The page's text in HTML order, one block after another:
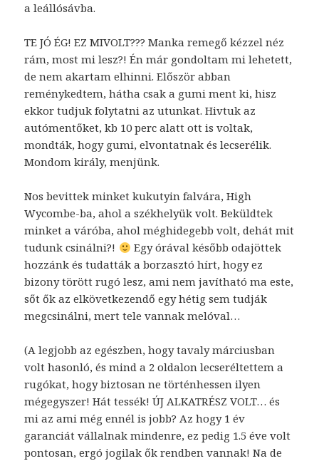
a leállósávba.
TE JÓ ÉG! EZ MIVOLT??? Manka remegő kézzel néz
rám, most mi lesz?! Én már gondoltam mi lehetett,
de nem akartam elhinni. Először abban
reménykedtem, hátha csak a gumi ment ki, hisz
ekkor tudjuk folytatni az utunkat. Hivtuk az
autómentőket, kb 10 perc alatt ott is voltak,
mondták, hogy gumi, elvontatnak és lecserélik.
Mondom király, menjünk.
Nos bevittek minket kukutyin falvára, High
Wycombe-ba, ahol a székhelyük volt. Beküldtek
minket a váróba, ahol méghidegebb volt, dehát mit
tudunk csinálni?!
Egy órával később odajöttek
hozzánk és tudatták a borzasztó hírt, hogy ez
bizony törött rugó lesz, ami nem javítható ma este,
sőt ők az elkövetkezendő egy hétig sem tudják
megcsinálni, mert tele vannak melóval…
(A legjobb az egészben, hogy tavaly márciusban
volt hasonló, és mind a 2 oldalon lecseréltettem a
rugókat, hogy biztosan ne történhessen ilyen
mégegyszer! Hát tessék! ÚJ ALKATRÉSZ VOLT… és
mi az ami még ennél is jobb? Az hogy 1 év
garanciát vállalnak mindenre, ez pedig 1.5 éve volt
pontosan, ergó jogilak ők rendben vannak! Na de